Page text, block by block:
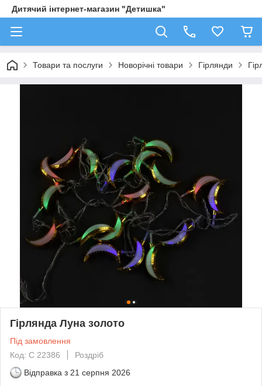
Дитячий інтернет-магазин "Детишка"
Товари та послуги Новорічні товари Гірлянди
Гірлянда Луна золото
Під замовлення
Код: С 22386
Роздріб
Відправка з 21 серпня 2026